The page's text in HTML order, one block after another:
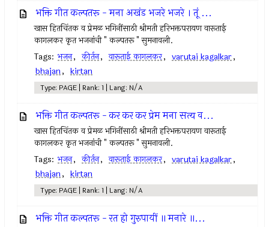
भक्ति गीत कल्पतरू - मना अखंड भजरे भजरे । तूं ...
खास हितचिंतक व प्रेमळ भगिनींसाठी श्रीमती हरिभक्तपरायण वारूताई
कागलकर कृत भजनांची " कल्पतरू " सुमनावली.
Tags: भजन, कीर्तन, वारूताई कागलकर, varutai kagalkar,
bhajan, kirtan
Type: PAGE | Rank: 1 | Lang: N/A
भक्ति गीत कल्पतरू - कर कर कर प्रेम मना सत्य व...
खास हितचिंतक व प्रेमळ भगिनींसाठी श्रीमती हरिभक्तपरायण वारूताई
कागलकर कृत भजनांची " कल्पतरू " सुमनावली.
Tags: भजन, कीर्तन, वारूताई कागलकर, varutai kagalkar,
bhajan, kirtan
Type: PAGE | Rank: 1 | Lang: N/A
भक्ति गीत कल्पतरू - रत हो गुरुपायीं ॥ मनारे ॥...